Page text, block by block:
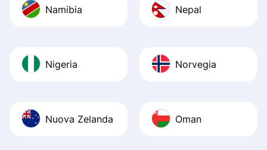
Namibia Nepal
Nigeria Norvegia
Nuova Zelanda Oman